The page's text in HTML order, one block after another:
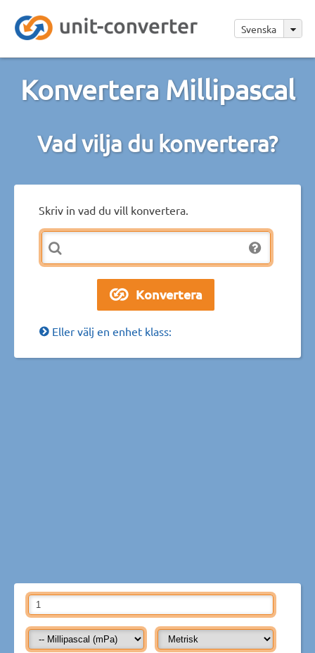
Svenska
Konvertera Millipascal
Vad vilja du konvertera?
Skriv in vad du vill konvertera.
Eller välj en enhet klass: